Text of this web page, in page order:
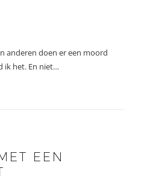
anderen doen er een moord
ik het. En niet…
EEN